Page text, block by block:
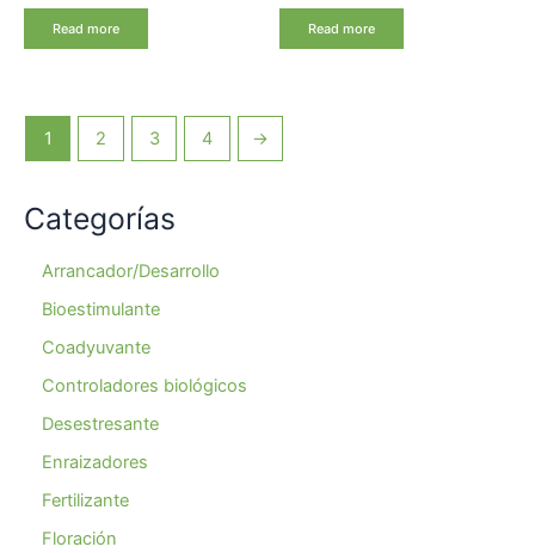
Categorías
Arrancador/Desarrollo
Bioestimulante
Coadyuvante
Controladores biológicos
Desestresante
Enraizadores
Fertilizante
Floración
Read more Read more
1 2 3 4 →